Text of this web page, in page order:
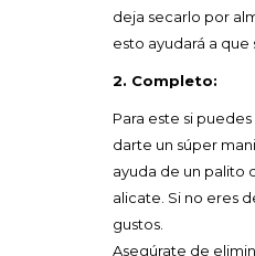
deja secarlo por
esto ayudará a que
2. Completo:
Para este si
darte un súper
ayuda de un palito
alicate. Si no eres
gustos.
Asegúrate de